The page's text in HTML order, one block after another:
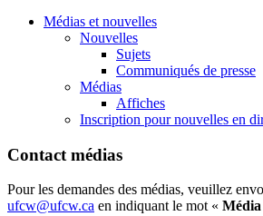
Médias et nouvelles
Nouvelles
Sujets
Communiqués de presse
Médias
Affiches
Inscription pour nouvelles en
Contact médias
Pour les demandes des médias, veuillez
ufcw@ufcw.ca en indiquant le mot « Média